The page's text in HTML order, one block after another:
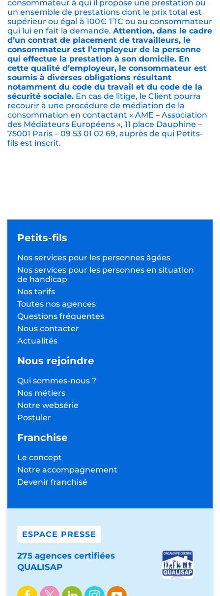
consommateur à qui il propose une prestation ou
un ensemble de prestations dont le prix total est
supérieur ou égal à 100€ TTC ou au consommateur
qui lui en fait la demande. Attention, dans le cadre
d’un contrat de placement de travailleurs, le
consommateur est l’employeur de la personne
qui effectue la prestation à son domicile. En
cette qualité d’employeur, le consommateur est
soumis à diverses obligations résultant
notamment du code du travail et du code de la
sécurité sociale. En cas de litige, le Client pourra
recourir à une procédure de médiation de la
consommation en contactant « AME – Association
des Médiateurs Européens », 11 place Dauphine –
75001 Paris – 09 53 01 02 69, auprès de qui Petits-
fils est inscrit.
Petits-fils
Nos services pour les personnes âgées
Nos services pour les personnes en situation
de handicap
Nos tarifs
Toutes nos agences
Questions fréquentes
Nous contacter
Actualités
Nous rejoindre
Qui sommes-nous ?
Nos métiers
Notre websérie
Postuler
Franchise
Le concept
Notre accompagnement
Devenir franchisé
ESPACE PRESSE
275 agences certifiées
QUALISAP